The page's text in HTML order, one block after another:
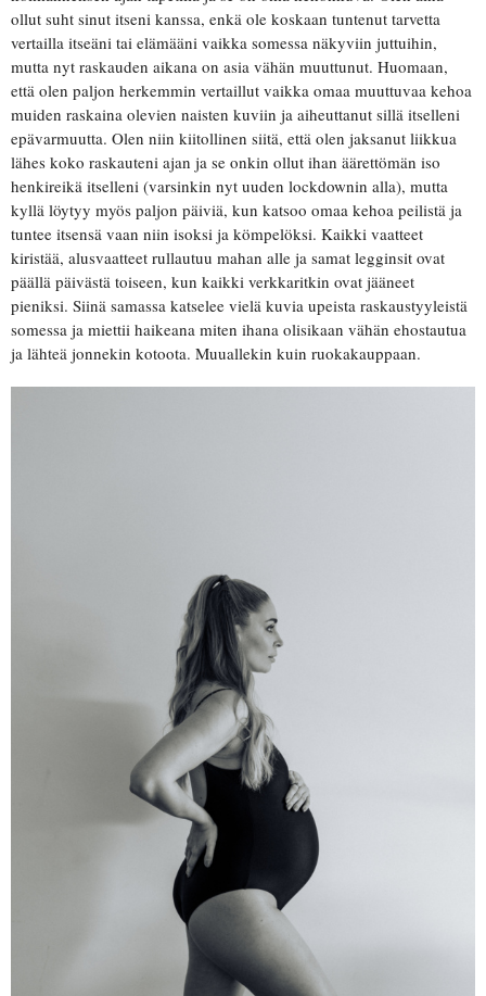
ollut suht sinut itseni kanssa, enkä ole koskaan tuntenut tarvetta
vertailla itseäni tai elämääni vaikka somessa näkyviin juttuihin,
mutta nyt raskauden aikana on asia vähän muuttunut. Huomaan,
että olen paljon herkemmin vertaillut vaikka omaa muuttuvaa kehoa
muiden raskaina olevien naisten kuviin ja aiheuttanut sillä itselleni
epävarmuutta. Olen niin kiitollinen siitä, että olen jaksanut liikkua
lähes koko raskauteni ajan ja se onkin ollut ihan äärettömän iso
henkireikä itselleni (varsinkin nyt uuden lockdownin alla), mutta
kyllä löytyy myös paljon päiviä, kun katsoo omaa kehoa peilistä ja
tuntee itsensä vaan niin isoksi ja kömpelöksi. Kaikki vaatteet
kiristää, alusvaatteet rullautuu mahan alle ja samat legginsit ovat
päällä päivästä toiseen, kun kaikki verkkaritkin ovat jääneet
pieniksi. Siinä samassa katselee vielä kuvia upeista raskaustyyleistä
somessa ja miettii haikeana miten ihana olisikaan vähän ehostautua
ja lähteä jonnekin kotoota. Muuallekin kuin ruokakauppaan.